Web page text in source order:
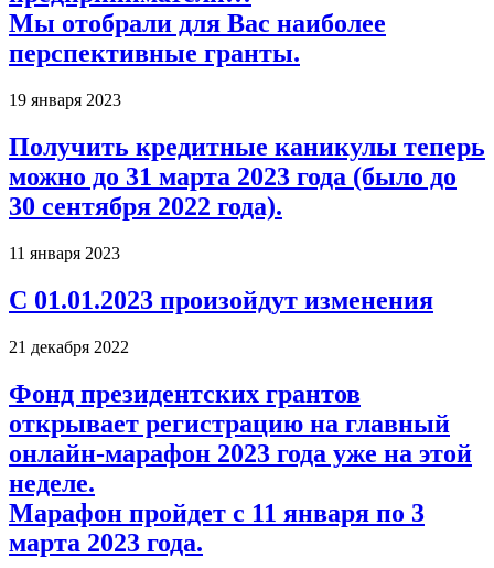
Мы отобрали для Вас наиболее
перспективные гранты.
19 января 2023
Получить кредитные каникулы теперь
можно до 31 марта 2023 года (было до
30 сентября 2022 года).
11 января 2023
С 01.01.2023 произойдут изменения
21 декабря 2022
Фонд президентских грантов
открывает регистрацию на главный
онлайн-марафон 2023 года уже на этой
неделе.
Марафон пройдет с 11 января по 3
марта 2023 года.